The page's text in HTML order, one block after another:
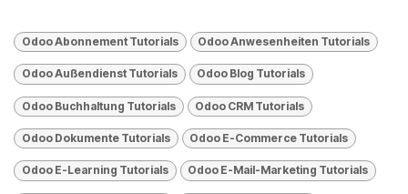
Odoo Abonnement Tutorials Odoo Anwesenheiten Tutorials
Odoo Außendienst Tutorials Odoo Blog Tutorials
Odoo Buchhaltung Tutorials Odoo CRM Tutorials
Odoo Dokumente Tutorials Odoo E-Commerce Tutorials
Odoo E-Learning Tutorials Odoo E-Mail-Marketing Tutorials